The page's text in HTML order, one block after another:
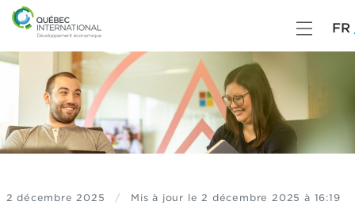
FR
2 décembre 2025 / Mis à jour le 2 décembre 2025 à 16:19